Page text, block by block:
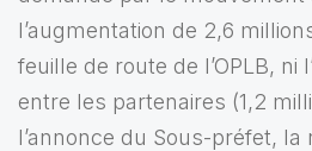
l’augmentation de 2,6
feuille de route de l’OPLB, ni
entre les partenaires (1,2
l’annonce du Sous-préfet, la